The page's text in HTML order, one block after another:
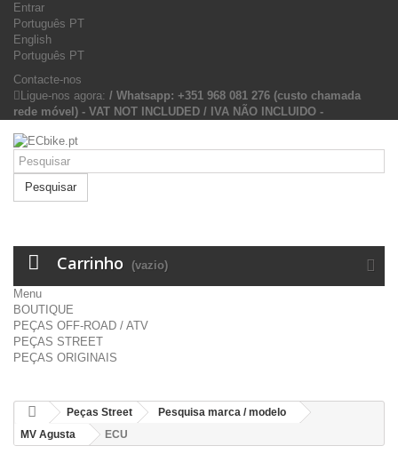
Entrar
Português PT
English
Português PT
Contacte-nos
Ligue-nos agora: / Whatsapp: +351 968 081 276 (custo chamada
rede móvel) - VAT NOT INCLUDED / IVA NÃO INCLUIDO -
Pesquisar
Carrinho (vazio)
Menu
BOUTIQUE
PEÇAS OFF-ROAD / ATV
PEÇAS STREET
PEÇAS ORIGINAIS
Peças Street
Pesquisa marca / modelo
MV Agusta
ECU